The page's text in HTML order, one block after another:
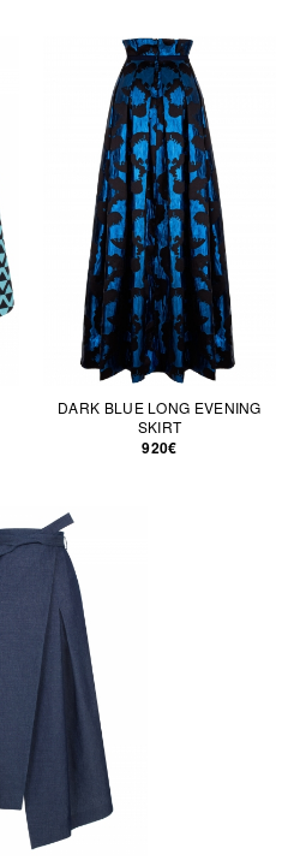
DARK BLUE LONG EVENING
SKIRT
920€